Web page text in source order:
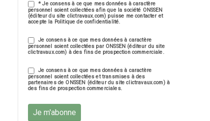
* Je consens à ce que mes données à caractère
personnel soient collectées afin que la société ONSSEN
(éditeur du site clictravaux.com) puisse me contacter et
accepte la Politique de confidentialité.
Je consens à ce que mes données à caractère
personnel soient collectées par ONSSEN (éditeur du site
clictravaux.com) à des fins de prospection commerciale.
Je consens à ce que mes données à caractère
personnel soient collectées et transmises à des
partenaires de ONSSEN (éditeur du site clictravaux.com) à
des fins de prospection commerciales.
Je m'abonne